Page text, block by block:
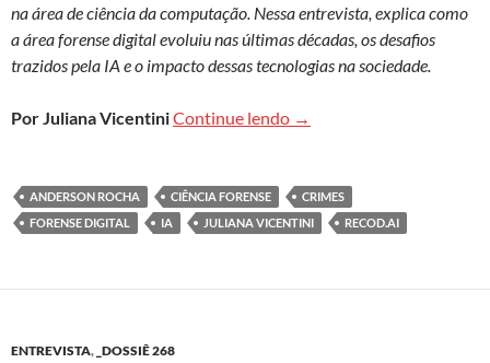
na área de ciência da computação. Nessa entrevista, explica como
a área forense digital evoluiu nas últimas décadas, os desafios
trazidos pela IA e o impacto dessas tecnologias na sociedade.
Por Juliana VicentiniContinue lendo Ciência forense na era
→
ANDERSON ROCHA CIÊNCIA FORENSE
CRIMES
FORENSE DIGITAL
IA JULIANA VICENTINI RECOD.AI
ENTREVISTA, _DOSSIÊ 268